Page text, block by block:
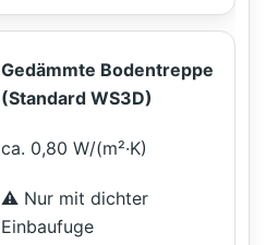
Gedämmte Bodentreppe
(Standard WS3D)
ca. 0,80 W/(m²·K)
⚠️ Nur mit dichter
Einbaufuge